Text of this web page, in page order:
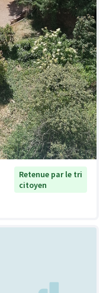
Retenue par le tri
citoyen